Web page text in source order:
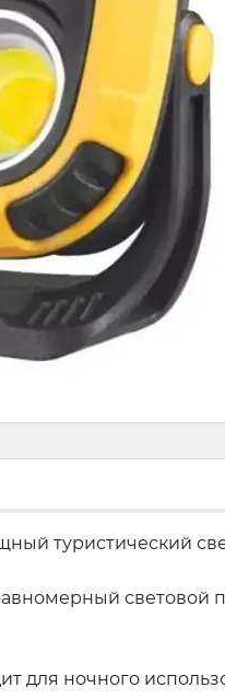
туристический
световой
для ночного